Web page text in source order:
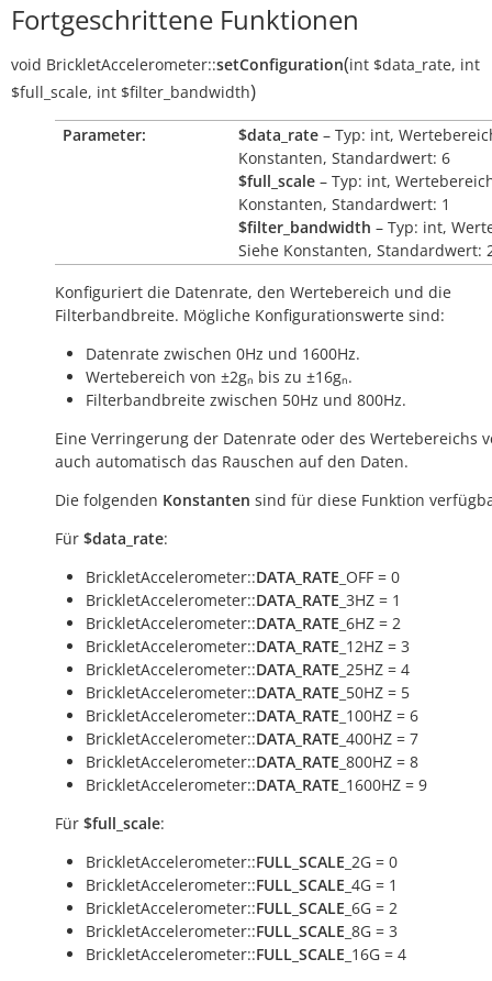
Fortgeschrittene Funktionen
void BrickletAccelerometer::setConfiguration(int $data_rate, int
$full_scale, int $filter_bandwidth)
Parameter: $data_rate – Typ: int,
Konstanten, Standardwert: 6
$full_scale – Typ: int,
Konstanten, Standardwert: 1
$filter_bandwidth – Typ: int,
Siehe Konstanten, Standardwert:
Konfiguriert die Datenrate, den Wertebereich und die
Filterbandbreite. Mögliche Konfigurationswerte sind:
Datenrate zwischen 0Hz und 1600Hz.
Wertebereich von ±2gₙ bis zu ±16gₙ.
Filterbandbreite zwischen 50Hz und 800Hz.
Eine Verringerung der Datenrate oder des Wertebereichs
auch automatisch das Rauschen auf den Daten.
Die folgenden Konstanten sind für diese Funktion
Für $data_rate:
BrickletAccelerometer::DATA_RATE _OFF = 0
BrickletAccelerometer::DATA_RATE _3HZ = 1
BrickletAccelerometer::DATA_RATE _6HZ = 2
BrickletAccelerometer::DATA_RATE _12HZ = 3
BrickletAccelerometer::DATA_RATE _25HZ = 4
BrickletAccelerometer::DATA_RATE _50HZ = 5
BrickletAccelerometer::DATA_RATE _100HZ = 6
BrickletAccelerometer::DATA_RATE _400HZ = 7
BrickletAccelerometer::DATA_RATE _800HZ = 8
BrickletAccelerometer::DATA_RATE _1600HZ = 9
Für $full_scale:
BrickletAccelerometer::FULL_SCALE _2G = 0
BrickletAccelerometer::FULL_SCALE _4G = 1
BrickletAccelerometer::FULL_SCALE _6G = 2
BrickletAccelerometer::FULL_SCALE _8G = 3
BrickletAccelerometer::FULL_SCALE _16G = 4